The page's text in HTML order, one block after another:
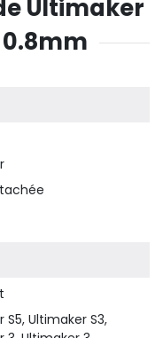
Ultimaker
0.8mm
S5, Ultimaker S3,